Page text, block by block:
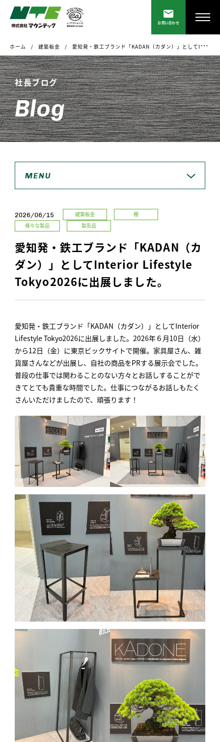
お問い合わせ
ホーム 建築板金 愛知発・鉄工ブランド「KADAN（カダン）」としてInterior Lifestyle Tokyo2026に出展しました。
社長ブログ
Blog
MENU
2026/06/15 建築板金
棚
様々な製品
製缶品
愛知発・鉄工ブランド「KADAN（カ
ダン）」としてInterior Lifestyle
Tokyo2026に出展しました。
愛知発・鉄工ブランド「KADAN（カダン）」としてInterior
Lifestyle Tokyo2026に出展しました。2026年６月10日（水）
から12日（金）に東京ビックサイトで開催。家具屋さん、雑
貨屋さんなどが出展し、自社の商品をPRする展示会でした。
普段の仕事では関わることのない方々とお話しすることがで
きてとても貴重な時間でした。仕事につながるお話しもたく
さんいただけましたので、頑張ります！